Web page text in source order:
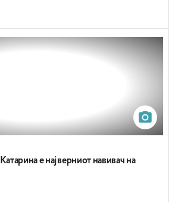
е најверниот навивач на